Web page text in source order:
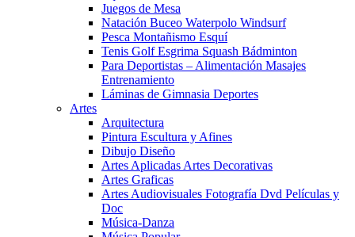
Juegos de Mesa
Natación Buceo Waterpolo Windsurf
Pesca Montañismo Esquí
Tenis Golf Esgrima Squash Bádminton
Para Deportistas – Alimentación Masajes
Entrenamiento
Láminas de Gimnasia Deportes
Artes
Arquitectura
Pintura Escultura y Afines
Dibujo Diseño
Artes Aplicadas Artes Decorativas
Artes Graficas
Artes Audiovisuales Fotografía Dvd Películas y
Doc
Música-Danza